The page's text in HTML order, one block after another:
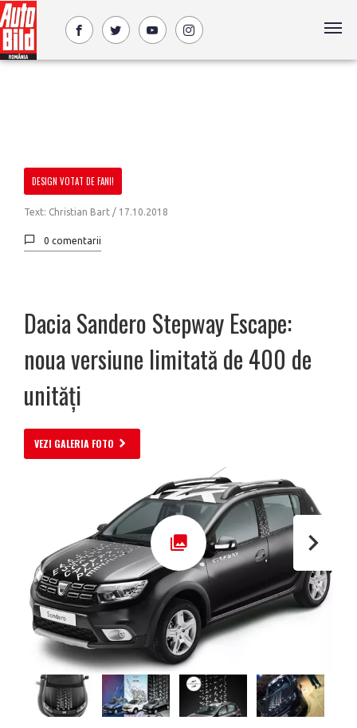
DESIGN VOTAT DE FANI!
Text: Christian Bart / 17.10.2018
0 comentarii
Dacia Sandero Stepway Escape:
noua versiune limitată de 400 de
unități
VEZI GALERIA FOTO